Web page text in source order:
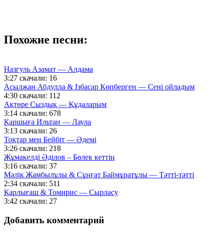
Похожие песни:
Назгуль Азамат — Алдама
3:27 скачали: 16
Асылжан Абдулла & Ізбасар Көпберген — Сені ойладым
4:30 скачали: 112
Ақтөре Сыздық — Құдаларым
3:14 скачали: 678
Қаршыға Ильтан — Лаула
3:13 скачали: 26
Тоқтар мен Бейбіт — Әдемі
3:26 скачали: 218
Жұмакелді Әділов – Бөлек кеттің
3:16 скачали: 37
Мәлік Жамбылұлы & Сұңғат Баймұратұлы — Тәтті-тәтті
2:34 скачали: 511
Қарлығаш & Томирис — Сырласу
3:42 скачали: 27
Добавить комментарий